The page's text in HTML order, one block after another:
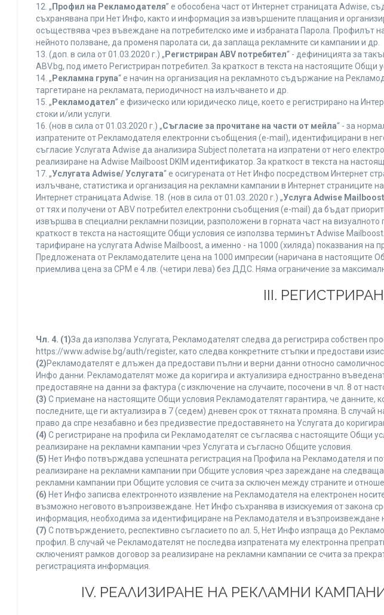
12. „ Профил на Рекламодателя” е обособена част от Интернет страницата Adwise,
съхранявана при Нет Инфо, както и информация за извършените плащания и
осъществява чрез въвеждане на потребителско име и избраната Парола. Профилът
нейното ползване, да променя паролата си, да заплаща рекламните си кампании и др.
13. (доп. в сила от 01.03.2020 г.) „ Регистриран ABV потребител“ - дефиницията за
ABV.bg, под името Регистриран потребител. За краткост в текста на настоящите Общи
14. „ Рекламна група“ е начин на организация на рекламното съдържание на
таргетиране на рекламата, периодичност на излъчването и др.
15. „ Рекламодател” е физическо или юридическо лице, което е регистрирано на
стоки и/или услуги.
16. (нов в сила от 01.03.2020 г.) „Съгласие за прочитане на части от мейла“ - за
изпратените от Рекламодателя електронни съобщения (e-mail), идентифицирани в
съгласие Услугата Adwise да анализира Subject полетата на изпратени от него
реализиране на Adwise Mailboost DKIM идентификатор. За краткост в текста на
17. „Услугата Adwise/ Услугата“ е осигурената от Нет Инфо посредством Интернет
излъчване, статистика и организация на рекламни кампании в Интернет
Интернет страницата Adwise. 18. (нов в сила от 01.03..2020 г.) „Услуга Adwise Mailboost
от тях и получени от ABV потребител електронни съобщения (e-mail) да бъдат
извършва в специални рекламни позиции, разположени в горната част на
краткост в текста на настоящите Общи условия се използва терминът Adwise
тарифиране на услугата Adwise Mailboost, а именно - на 1000 (хиляда) показвания на
Предложената от Рекламодателите цена на 1000 импресии (наричана в настоящите
приемлива цена за CPM е 4 лв. (четири лева) без ДДС. Няма ограничение за
ІІІ.
Чл. 4. (1)За да използва Услугата, Рекламодателят следва да регистрира собствен
https://www.adwise.bg/auth/register, като следва конкретните стъпки и предостави
(2)Рекламодателят е длъжен да предостави пълни и верни данни относно
Инфо данни. Рекламодателят може да коригира и актуализира едностранно
предоставяне на данни за фактура (с изключение на случаите, посочени в чл. 8 от
(3) С приемане на настоящите Общи условия Рекламодателят гарантира, че данните,
последните, ще ги актуализира в 7 (седем) дневен срок от тяхната промяна. В
право да спре незабавно и без предизвестие предоставянето на Услугата до
(4) С регистриране на профила си Рекламодателят се съгласява с настоящите Общи
реализиране на рекламни кампании чрез Услугата и съгласно Общите условия.
(5) Нет Инфо потвърждава успешната регистрация на Профила на Рекламодателя и
реализиране на рекламни кампании при Общите условия чрез зареждане на
рекламни кампании при Общите условия се счита за сключен между страните и
(6) Нет Инфо записва електронното изявление на Рекламодателя на електронен
възможно неговото възпроизвеждане. Нет Инфо съхранява в изискуемия от закона
информация, необходима за идентифициране на Рекламодателя и възпроизвеждане
(7) С потвърждението, респективно съгласието по ал. 5, Нет Инфо изпраща до
профил. В случай че Рекламодателят не последва изпратената му електронна
сключеният рамков договор за реализиране на рекламни кампании се счита за
регистрацията информация.
IV. РЕАЛИЗИРАНЕ НА РЕКЛАМНИ